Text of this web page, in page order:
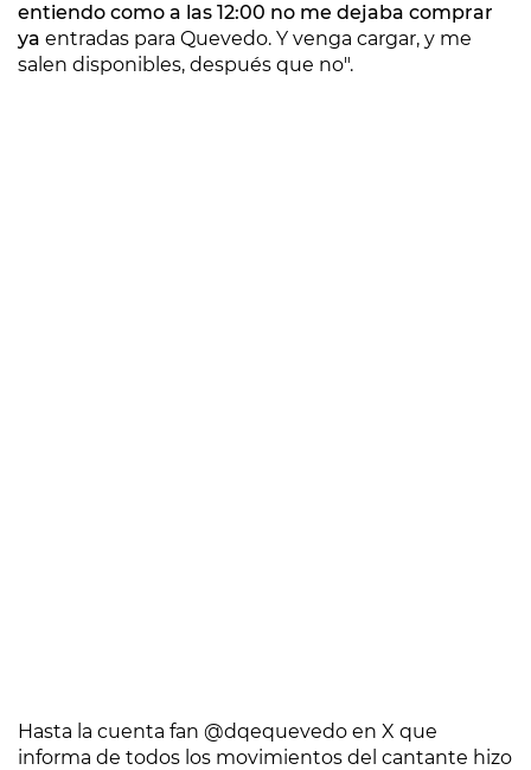
entiendo como a las 12:00 no me dejaba comprar
ya entradas para Quevedo. Y venga cargar, y me
salen disponibles, después que no".
Hasta la cuenta fan @dqequevedo en X que
informa de todos los movimientos del cantante hizo